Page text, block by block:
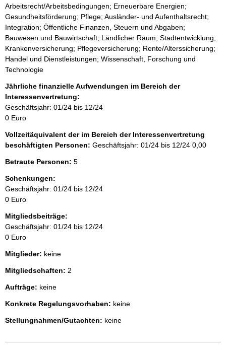
n
w
e
i
s
:
Arbeitsrecht/Arbeitsbedingungen; Erneuerbare Energien;
Gesundheitsförderung; Pflege; Ausländer- und Aufenthaltsrecht;
Integration; Öffentliche Finanzen, Steuern und Abgaben;
Bauwesen und Bauwirtschaft; Ländlicher Raum; Stadtentwicklung;
Krankenversicherung; Pflegeversicherung; Rente/Alterssicherung;
Handel und Dienstleistungen; Wissenschaft, Forschung und
Technologie
Jährliche finanzielle Aufwendungen im Bereich der
Interessenvertretung:
Geschäftsjahr: 01/24 bis 12/24
0 Euro
Vollzeitäquivalent der im Bereich der Interessenvertretung
beschäftigten Personen: Geschäftsjahr: 01/24 bis 12/24 0,00
Betraute Personen: 5
Schenkungen:
Geschäftsjahr: 01/24 bis 12/24
0 Euro
Mitgliedsbeiträge:
Geschäftsjahr: 01/24 bis 12/24
0 Euro
Mitglieder: keine
Mitgliedschaften: 2
Aufträge: keine
Konkrete Regelungsvorhaben: keine
Stellungnahmen/Gutachten: keine